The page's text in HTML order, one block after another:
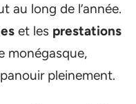
au long de l’année.
et les prestations
monégasque,
pleinement.